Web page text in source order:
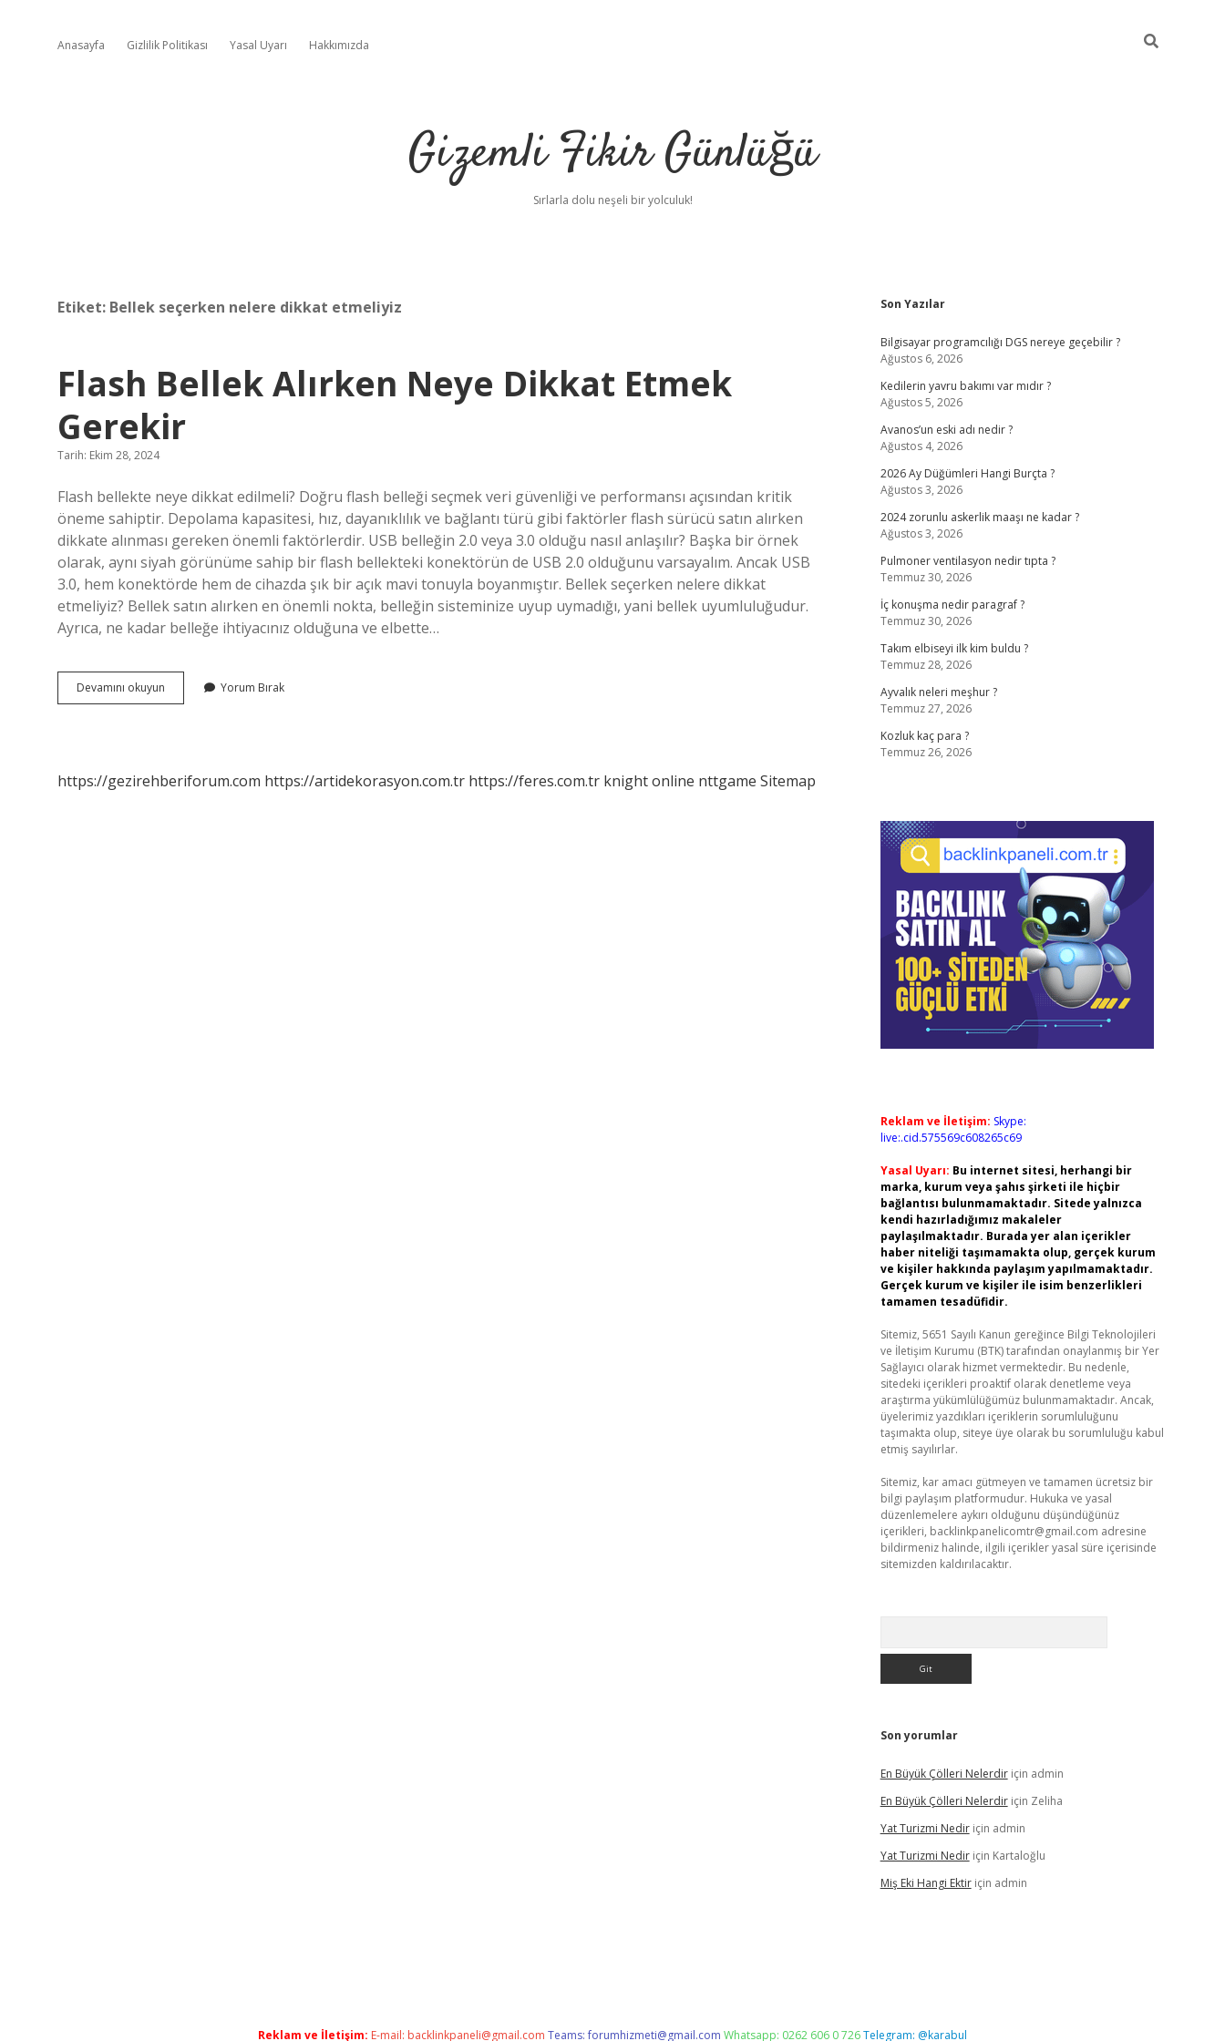
Anasayfa Gizlilik Politikası Yasal Uyarı Hakkımızda
Gizemli Fikir Günlüğü
Sırlarla dolu neşeli bir yolculuk!
Etiket: Bellek seçerken nelere dikkat etmeliyiz
Flash Bellek Alırken Neye Dikkat Etmek
Gerekir
Tarih: Ekim 28, 2024
Flash bellekte neye dikkat edilmeli? Doğru flash belleği seçmek veri güvenliği ve performansı açısından kritik
öneme sahiptir. Depolama kapasitesi, hız, dayanıklılık ve bağlantı türü gibi faktörler flash sürücü satın alırken
dikkate alınması gereken önemli faktörlerdir. USB belleğin 2.0 veya 3.0 olduğu nasıl anlaşılır? Başka bir örnek
olarak, aynı siyah görünüme sahip bir flash bellekteki konektörün de USB 2.0 olduğunu varsayalım. Ancak USB
3.0, hem konektörde hem de cihazda şık bir açık mavi tonuyla boyanmıştır. Bellek seçerken nelere dikkat
etmeliyiz? Bellek satın alırken en önemli nokta, belleğin sisteminize uyup uymadığı, yani bellek uyumluluğudur.
Ayrıca, ne kadar belleğe ihtiyacınız olduğuna ve elbette…
Devamını okuyun
Bellek
Gerekir
Yorum Bırak
https://gezirehberiforum.com https://artidekorasyon.com.tr https://feres.com.tr knight online nttgame Sitemap
Sidebar
Son Yazılar
Bilgisayar programcılığı DGS nereye geçebilir ?
Ağustos 6, 2026
Kedilerin yavru bakımı var mıdır ?
Ağustos 5, 2026
Avanos’un eski adı nedir ?
Ağustos 4, 2026
2026 Ay Düğümleri Hangi Burçta ?
Ağustos 3, 2026
2024 zorunlu askerlik maaşı ne kadar ?
Ağustos 3, 2026
Pulmoner ventilasyon nedir tıpta ?
Temmuz 30, 2026
İç konuşma nedir paragraf ?
Temmuz 30, 2026
Takım elbiseyi ilk kim buldu ?
Temmuz 28, 2026
Ayvalık neleri meşhur ?
Temmuz 27, 2026
Kozluk kaç para ?
Temmuz 26, 2026
Reklam ve İletişim: Skype:
live:.cid.575569c608265c69
Yasal Uyarı: Bu internet sitesi, herhangi bir
marka, kurum veya şahıs şirketi ile hiçbir
bağlantısı bulunmamaktadır. Sitede yalnızca
kendi hazırladığımız makaleler
paylaşılmaktadır. Burada yer alan içerikler
haber niteliği taşımamakta olup, gerçek kurum
ve kişiler hakkında paylaşım yapılmamaktadır.
Gerçek kurum ve kişiler ile isim benzerlikleri
tamamen tesadüfidir.
Sitemiz, 5651 Sayılı Kanun gereğince Bilgi Teknolojileri
ve İletişim Kurumu (BTK) tarafından onaylanmış bir Yer
Sağlayıcı olarak hizmet vermektedir. Bu nedenle,
sitedeki içerikleri proaktif olarak denetleme veya
araştırma yükümlülüğümüz bulunmamaktadır. Ancak,
üyelerimiz yazdıkları içeriklerin sorumluluğunu
taşımakta olup, siteye üye olarak bu sorumluluğu kabul
etmiş sayılırlar.
Sitemiz, kar amacı gütmeyen ve tamamen ücretsiz bir
bilgi paylaşım platformudur. Hukuka ve yasal
düzenlemelere aykırı olduğunu düşündüğünüz
içerikleri, backlinkpanelicomtr@gmail.com adresine
bildirmeniz halinde, ilgili içerikler yasal süre içerisinde
sitemizden kaldırılacaktır.
Son yorumlar
En Büyük Çölleri Nelerdiriçin admin
En Büyük Çölleri Nelerdiriçin Zeliha
Yat Turizmi Nediriçin admin
Yat Turizmi Nediriçin Kartaloğlu
Miş Eki Hangi Ektiriçin admin
Reklam ve İletişim: E-mail: backlinkpaneli@gmail.com Teams:forumhizmeti@gmail.com Whatsapp: 0262 606 0 726Telegram: @karabul